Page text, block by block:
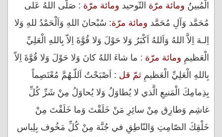
الْمُبينُ ومائة مرّة التّوحيد ومائة مرّة : صَلَّى اللهُ عَلى
مُحَمَّد وَآلِ مُحَمَّد ومائة مرّة: سُبْحانَ اللهِ وَاَلْحَمْدُ للهِ وَلا
اِلـهَ اِلاَّ اللهُ وَاَللهُ اَكْبَرُ وَلا حَوْلَ وَلا قُوَّةَ اِلاّ بِاللهِ الْعَلِيِّ
الْعَظيمِ ومائة مرّة : ما شاءَ اللهُ كانَ وَلا حَوْلَ وَلا قُوَّةَ اِلاّ
بِاللهِ الْعَلِيِّ الْعَظيمِ ثمّ قل : اَصْبَحْتُ اَللّـهُمَّ مُعْتَصِماً
بِذِمامِكَ الْمَنيعِ الَّذي لا يُطاوَلُ وَلا يُحاوَلُ مِنْ شَرِّ كُلِّ
غاشِم وَطارِق مِنْ سائِرِ مَنْ خَلَقْتَ وَما خَلَقْتَ مِنْ
خَلْقِكَ الصّامِتِ وَالنّاطِقِ في جُنَّة مِنْ كُلِّ مَخُوف بِلِباس